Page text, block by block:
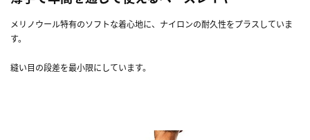
メリノウール特有のソフトな着心地に、ナイロンの耐久性をプラスしていま
す。
縫い目の段差を最小限にしています。